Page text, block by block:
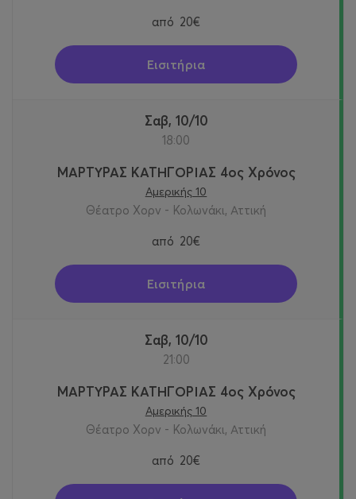
από 20€
Εισιτήρια
Σαβ, 10/10
18:00
ΜΑΡΤΥΡΑΣ ΚΑΤΗΓΟΡΙΑΣ 4ος Χρόνος
Αμερικής 10
Θέατρο Χορν - Κολωνάκι, Αττική
από 20€
Εισιτήρια
Σαβ, 10/10
21:00
ΜΑΡΤΥΡΑΣ ΚΑΤΗΓΟΡΙΑΣ 4ος Χρόνος
Αμερικής 10
Θέατρο Χορν - Κολωνάκι, Αττική
από 20€